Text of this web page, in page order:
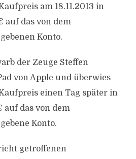
am 18.11.2013 in
auf das von dem
Konto.
der Zeuge Steffen
von Apple und überwies
einen Tag später in
auf das von dem
Konto.
getroffenen